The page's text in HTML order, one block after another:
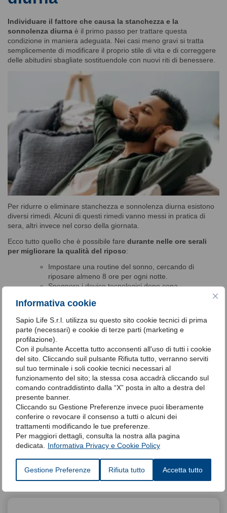
Informativa cookie
Sapio Life S.r.l. utilizza su questo sito cookie tecnici di prima
parte (necessari) e cookie di terze parti (marketing e
profilazione).
Con il pulsante Accetta tutto acconsenti all'uso di tutti i cookie
del sito. Cliccando suil pulsante Rifiuta tutto, verranno serviti
sul tuo terminale i soli cookie tecnici necessari al
funzionamento del sito; la stessa cosa accadrà cliccando sul
comando contraddistinto dalla “X” posta in alto a destra del
presente banner.
Cliccando su Gestione Preferenze invece puoi liberamente
conferire o revocare il consenso a tutti o alcuni dei
trattamenti modificando le tue preferenze.
Per maggiori dettagli, consulta la nostra alla pagina
dedicata.
Informativa Privacy e Cookie Policy
Gestione Preferenze Rifiuta tutto Accetta tutto
Individuare il fattore che causa la stanchezza e la
sonnolenza diurna è il primo passo per trattare questa
condizione in maniera adeguata. Nei casi meno gravi si tratta
semplicemente di modificare il proprio stile di vita e di correggere
delle abitudini sbagliate sostituendole con nuovi riti di benessere.
Per ridurre o eliminare stanchezza e sonnolenza diurna esistono
diversi rimedi. Alcuni di questi rimedi vanno messi in pratica di
sera, altri invece nel corso della giornata.
Ecco tutto quello che è possibile fare durante nelle ore serali
per migliorare la qualità del riposo:
Impostare una routine del sonno, cercando di
riposare almeno 8 ore per ogni notte.
Spegnere i device tecnologici dopo cena.
Evitare il più possibile fumo, alcol e caffè.
Ecco invecedei rimedi alla sonnolenza diurna da mettere in
pratica durante il giorno
Evitare di dormire durante il giorno e mai più di 20 minuti.
Evitare di esporsi troppo al sole.
Non fare docce troppo calde.
Fare un’attività sportiva o un po’ di movimento.
Articolo revisionato dalla Dr.ssa Emiliana Meleo.